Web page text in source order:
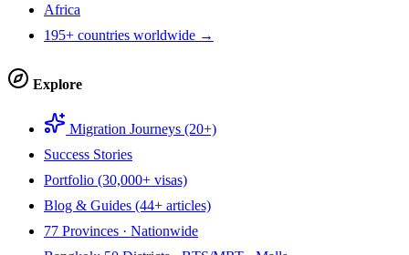
Africa
195+ countries worldwide →
Explore
Migration Journeys (20+)
Success Stories
Portfolio (30,000+ visas)
Blog & Guides (44+ articles)
77 Provinces · Nationwide